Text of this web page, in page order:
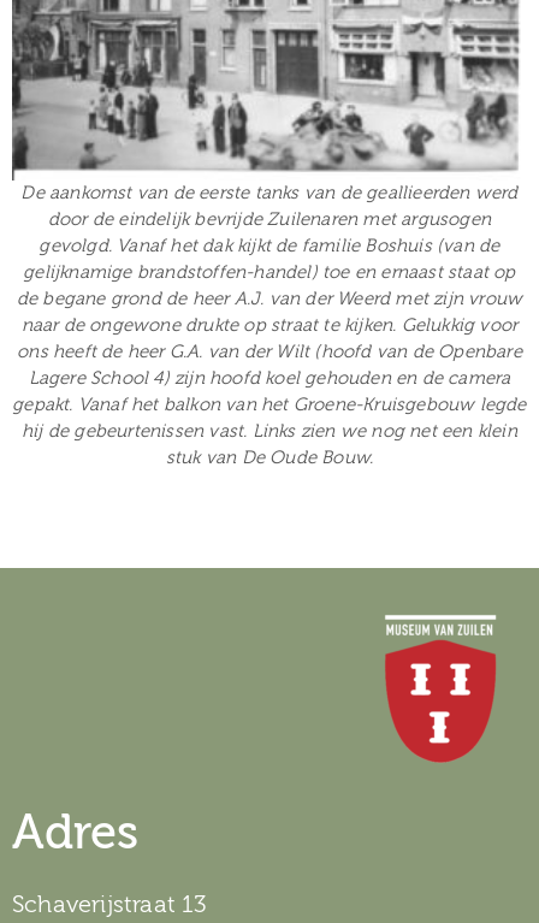
De aankomst van de eerste tanks van de geallieerden werd
door de eindelijk bevrijde Zuilenaren met argusogen
gevolgd. Vanaf het dak kijkt de familie Boshuis (van de
gelijknamige brandstoffen-handel) toe en ernaast staat op
de begane grond de heer A.J. van der Weerd met zijn vrouw
naar de ongewone drukte op straat te kijken. Gelukkig voor
ons heeft de heer G.A. van der Wilt (hoofd van de Openbare
Lagere School 4) zijn hoofd koel gehouden en de camera
gepakt. Vanaf het balkon van het Groene-Kruisgebouw legde
hij de gebeurtenissen vast. Links zien we nog net een klein
stuk van De Oude Bouw.
Adres
Schaverijstraat 13